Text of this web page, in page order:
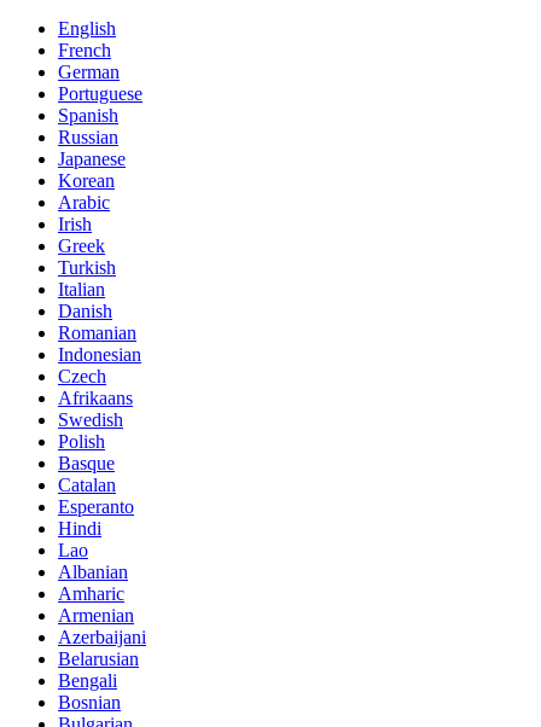
English
French
German
Portuguese
Spanish
Russian
Japanese
Korean
Arabic
Irish
Greek
Turkish
Italian
Danish
Romanian
Indonesian
Czech
Afrikaans
Swedish
Polish
Basque
Catalan
Esperanto
Hindi
Lao
Albanian
Amharic
Armenian
Azerbaijani
Belarusian
Bengali
Bosnian